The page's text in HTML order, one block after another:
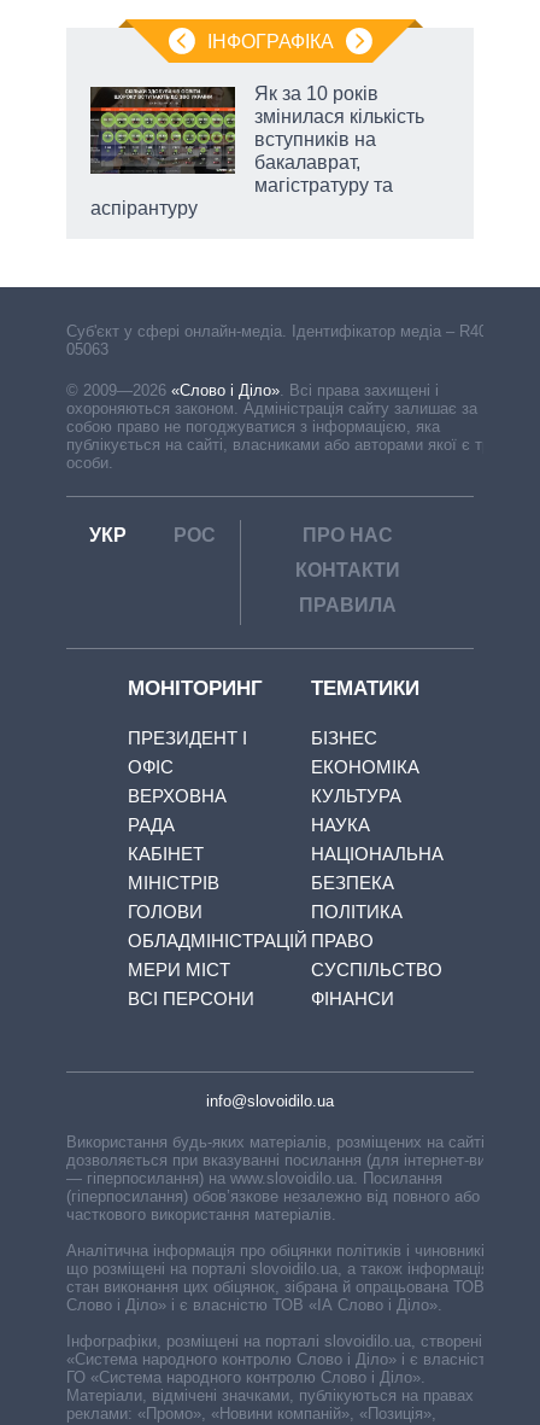
ІНФОГРАФІКА
Як за 10 років
змінилася кількість
вступників на
бакалаврат,
магістратуру та
аспірантуру
Cуб'єкт у сфері онлайн-медіа. Ідентифікатор медіа – R40-
05063
© 2009—2026 «Слово і Діло». Всі права захищені і
охороняються законом. Адміністрація сайту залишає за
собою право не погоджуватися з інформацією, яка
публікується на сайті, власниками або авторами якої є треті
особи.
УКР РОС
ПРО НАС
КОНТАКТИ
ПРАВИЛА
МОНІТОРИНГ
ПРЕЗИДЕНТ І
ОФІС
ВЕРХОВНА
РАДА
КАБІНЕТ
МІНІСТРІВ
ГОЛОВИ
ОБЛАДМІНІСТРАЦІЙ
МЕРИ МІСТ
ВСІ ПЕРСОНИ
ТЕМАТИКИ
БІЗНЕС
ЕКОНОМІКА
КУЛЬТУРА
НАУКА
НАЦІОНАЛЬНА
БЕЗПЕКА
ПОЛІТИКА
ПРАВО
СУСПІЛЬСТВО
ФІНАНСИ
info@slovoidilo.ua
Використання будь-яких матеріалів, розміщених на сайті,
дозволяється при вказуванні посилання (для інтернет-видань
— гіперпосилання) на www.slovoidilo.ua. Посилання
(гіперпосилання) обов’язкове незалежно від повного або
часткового використання матеріалів.
Аналітична інформація про обіцянки політиків і чиновників,
що розміщені на порталі slovoidilo.ua, а також інформація про
стан виконання цих обіцянок, зібрана й опрацьована ТОВ «ІА
Слово і Діло» і є власністю ТОВ «ІА Слово і Діло».
Інфографіки, розміщені на порталі slovoidilo.ua, створені ГО
«Система народного контролю Слово і Діло» і є власністю
ГО «Система народного контролю Слово і Діло».
Матеріали, відмічені значками, публікуються на правах
реклами: «Промо», «Новини компаній», «Позиція»,